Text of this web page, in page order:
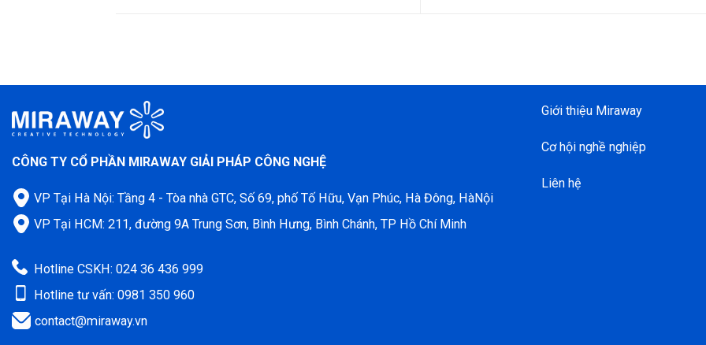
CÔNG TY CỔ PHẦN MIRAWAY GIẢI PHÁP CÔNG NGHỆ
VP Tại Hà Nội: Tầng 4 - Tòa nhà GTC, Số 69, phố Tố Hữu, Vạn Phúc, Hà Đông, HàNội
VP Tại HCM: 211, đường 9A Trung Sơn, Bình Hưng, Bình Chánh, TP Hồ Chí Minh
Hotline CSKH: 024 36 436 999
Hotline tư vấn: 0981 350 960
contact@miraway.vn
Giới thiệu Miraway
Cơ hội nghề nghiệp
Liên hệ